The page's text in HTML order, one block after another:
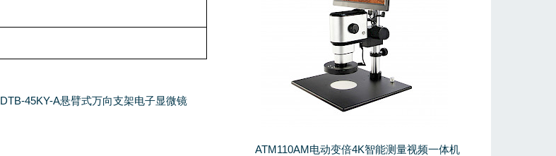
DTB-45KY-A悬臂式万向支架电子显微镜
ATM110AM电动变倍4K智能测量视频一体机